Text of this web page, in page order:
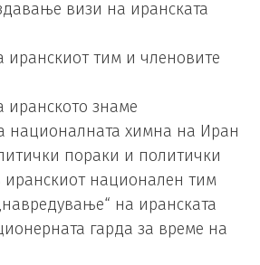
визи на иранската
иранскиот тим и членовите
иранското знаме
националната химна на Иран
пораки и политички
иранскиот национален тим
на иранската
гарда за време на